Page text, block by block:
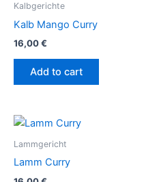
Kalbgerichte
Kalb Mango Curry
16,00€
Add to cart
Lammgericht
Lamm Curry